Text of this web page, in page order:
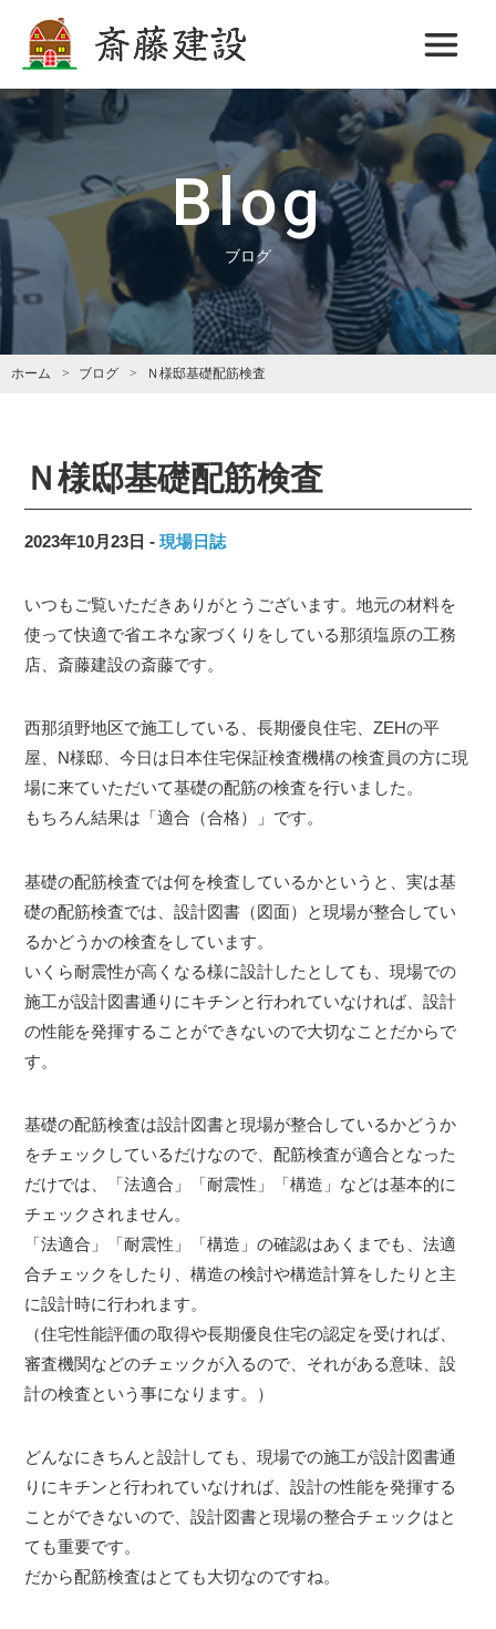
斎藤建設
Blog
ブログ
ホーム ブログ Ｎ様邸基礎配筋検査
Ｎ様邸基礎配筋検査
2023年10月23日 現場日誌
いつもご覧いただきありがとうございます。地元の材料を
使って快適で省エネな家づくりをしている那須塩原の工務
店、斎藤建設の斎藤です。
西那須野地区で施工している、長期優良住宅、ZEHの平
屋、N様邸、今日は日本住宅保証検査機構の検査員の方に現
場に来ていただいて基礎の配筋の検査を行いました。
もちろん結果は「適合（合格）」です。
基礎の配筋検査では何を検査しているかというと、実は基
礎の配筋検査では、設計図書（図面）と現場が整合してい
るかどうかの検査をしています。
いくら耐震性が高くなる様に設計したとしても、現場での
施工が設計図書通りにキチンと行われていなければ、設計
の性能を発揮することができないので大切なことだからで
す。
基礎の配筋検査は設計図書と現場が整合しているかどうか
をチェックしているだけなので、配筋検査が適合となった
だけでは、「法適合」「耐震性」「構造」などは基本的に
チェックされません。
「法適合」「耐震性」「構造」の確認はあくまでも、法適
合チェックをしたり、構造の検討や構造計算をしたりと主
に設計時に行われます。
（住宅性能評価の取得や長期優良住宅の認定を受ければ、
審査機関などのチェックが入るので、それがある意味、設
計の検査という事になります。）
どんなにきちんと設計しても、現場での施工が設計図書通
りにキチンと行われていなければ、設計の性能を発揮する
ことができないので、設計図書と現場の整合チェックはと
ても重要です。
だから配筋検査はとても大切なのですね。